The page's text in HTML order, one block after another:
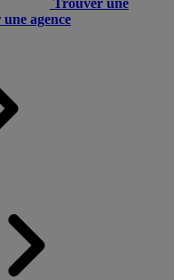
Trouver une
agence